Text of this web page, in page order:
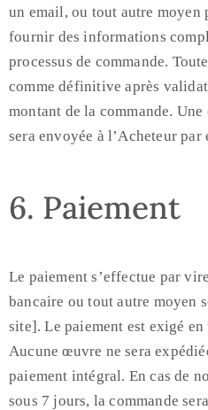
un email, ou tout autre moyen
fournir des informations
processus de commande.
comme définitive après
montant de la commande.
sera envoyée à l’Acheteur par
6. Paiement
Le paiement s’effectue par
bancaire ou tout autre moyen
site]. Le paiement est exigé
Aucune œuvre ne sera
paiement intégral. En cas de
sous 7 jours, la commande